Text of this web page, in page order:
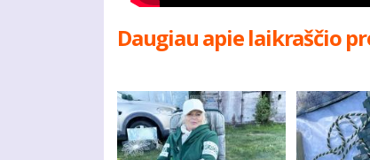
Daugiau apie laikraščio